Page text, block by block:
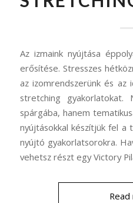
Az izmaink nyújtása
erősítése. Stresszes
az izomrendszerünk és az
stretching gyakorlatokat.
spárgába, hanem
nyújtásokkal készítjük fel a
nyújtó gyakorlatsorokra.
vehetsz részt egy Victory